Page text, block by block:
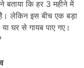
बताया कि हर 3 महीने में
है। लेकिन इस बीच एक बड़ा
घर से गायब पाए गए।